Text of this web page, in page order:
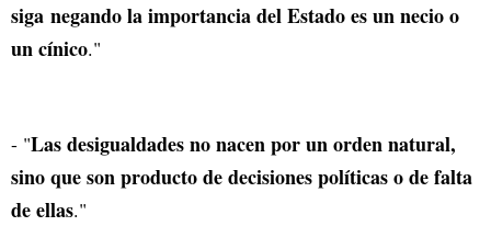
siga negando la importancia del Estado es un necio o
un cínico."
- "Las desigualdades no nacen por un orden natural,
sino que son producto de decisiones políticas o de falta
de ellas."